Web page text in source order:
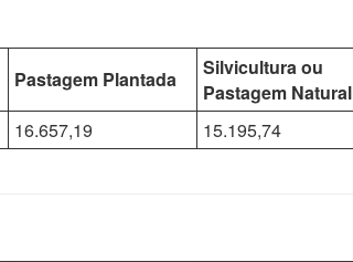
Pastagem Plantada
Silvicultura ou
Pastagem Natural
16.657,19 15.195,74